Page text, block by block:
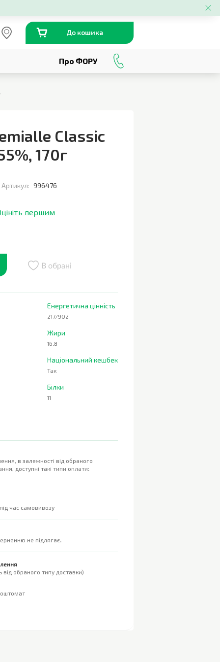
До кошика
Про ФОРУ
Classic
, 170г
Артикул: 996476
першим
В обрані
Енергетична цінність
217/902
Жири
16.8
Національний кешбек
Так
Білки
11
в залежності від обраного
доступні такі типи оплати:
час самовивозу
не підлягає.
обраного типу доставки)